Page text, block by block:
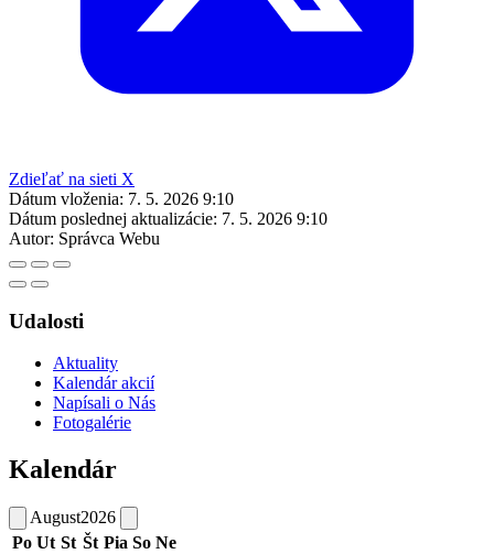
Zdieľať na sieti X
Dátum vloženia: 7. 5. 2026 9:10
Dátum poslednej aktualizácie: 7. 5. 2026 9:10
Autor: Správca Webu
Udalosti
Aktuality
Kalendár akcií
Napísali o Nás
Fotogalérie
Kalendár
August2026
Po Ut St Št Pia So Ne